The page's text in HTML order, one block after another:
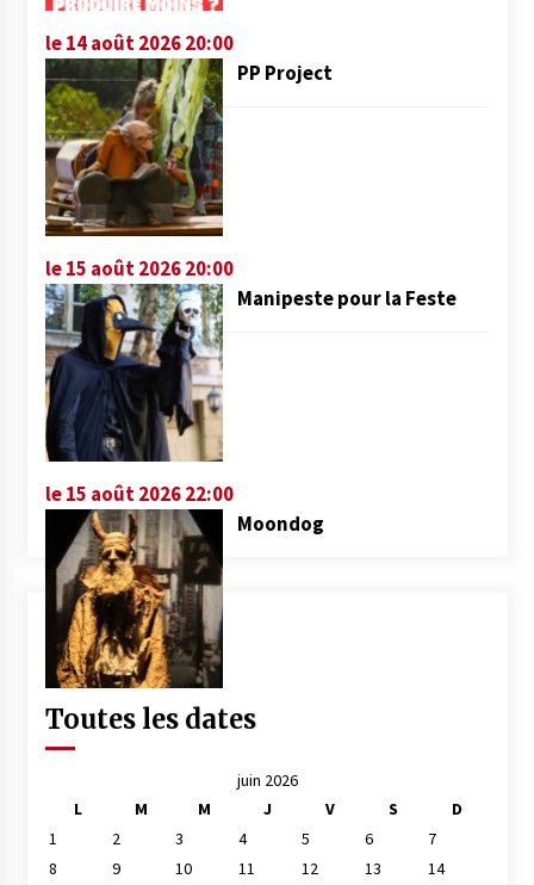
le 14 août 2026 20:00
PP Project
le 15 août 2026 20:00
Manipeste pour la Feste
le 15 août 2026 22:00
Moondog
Toutes les dates
juin 2026
L
M M J V S
D
1
2 3 4 5 6
7
8
9 10 11 12 13
14